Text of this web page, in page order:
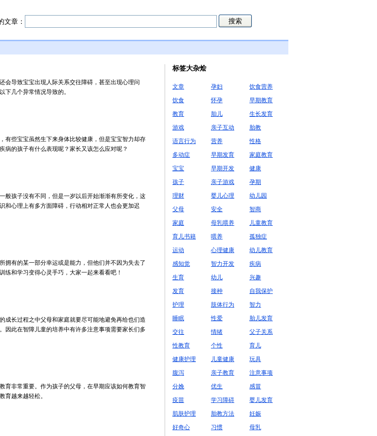
文章：
会导致宝宝出现人际关系交往障碍，甚至出现心理问
下几个异常情况导致的。
有些宝宝虽然生下来身体比较健康，但是宝宝智力却存
病的孩子有什么表现呢？家长又该怎么应对呢？
般孩子没有不同，但是一岁以后开始渐渐有所变化，这
和心理上有多方面障碍，行动相对正常人也会更加迟
拥有的某一部分幸运或是能力，但他们并不因为失去了
练和学习变得心灵手巧，大家一起来看看吧！
成长过程之中父母和家庭就要尽可能地避免再给也们造
因此在智障儿童的培养中有许多注意事项需要家长们多
育非常重要。作为孩子的父母，在早期应该如何教育智
育越来越轻松。
标签大杂烩
文章 孕妇
饮食营养
饮食
怀孕
早期教育
教育
胎儿
生长发育
游戏
亲子互动
胎教
语言行为
营养
性格
多动症
早期发育
家庭教育
宝宝
早期开发
健康
孩子
亲子游戏
孕期
理财
婴儿心理
幼儿园
父母
安全
智商
家庭
母乳喂养
儿童教育
育儿书籍
喂养
孤独症
运动
心理健康
幼儿教育
感知觉
智力开发
疾病
生育
幼儿
兴趣
发育
接种
自我保护
护理
肢体行为
智力
睡眠
性爱
胎儿发育
交往
情绪
父子关系
性教育
个性
育儿
健康护理
儿童健康
玩具
腹泻
亲子教育
注意事项
分娩
优生
感冒
疫苗
学习障碍
婴儿发育
肌肤护理
胎教方法
妊娠
好奇心
习惯
母乳